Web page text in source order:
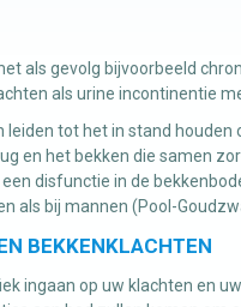
als gevolg bijvoorbeeld
als urine incontinentie
tot het in stand houden
en het bekken die samen
disfunctie in de
als bij mannen (Pool-
BEKKENKLACHTEN
ingaan op uw klachten en